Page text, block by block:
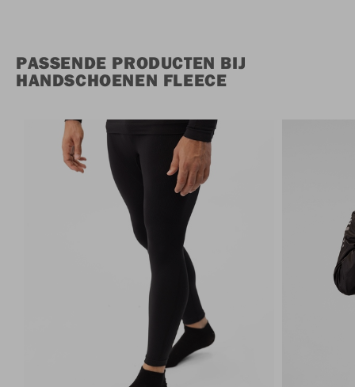
PASSENDE PRODUCTEN BIJ
HANDSCHOENEN FLEECE